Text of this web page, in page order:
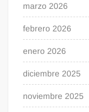
marzo 2026
febrero 2026
enero 2026
diciembre 2025
noviembre 2025